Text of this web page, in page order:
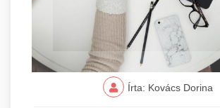
Írta: Kovács Dorina